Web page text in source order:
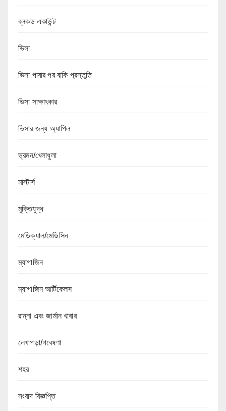
ব্লকড একাউন্ট
ভিসা
ভিসা পাবার পর বাকি প্রস্তুতি
ভিসা সাক্ষাৎকার
ভিসার জন্য অ্যাপিল
ভ্রমন/খেলাধুলা
মাস্টার্স
মুক্তিযুদ্ধ
মেডিক্যাল/মেডিসিন
ম্যাগাজিন
ম্যাগাজিন আর্টিকেলস
রান্না এবং জার্মান খাবার
লেখাপড়া/গবেষণা
শহর
সংবাদ বিজ্ঞপ্তি